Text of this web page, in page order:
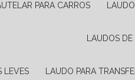
PARA CARROS
LAUDOS
LEVES LAUDO PARA